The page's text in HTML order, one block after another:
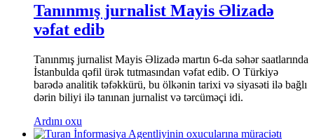
Tanınmış jurnalist Mayis Əlizadə
vəfat edib
Tanınmış jurnalist Mayis Əlizadə martın 6-da səhər saatlarında
İstanbulda qəfil ürək tutmasından vəfat edib. O Türkiyə
barədə analitik təfəkkürü, bu ölkənin tarixi və siyasəti ilə bağlı
dərin biliyi ilə tanınan jurnalist və tərcüməçi idi.
Ardını oxu